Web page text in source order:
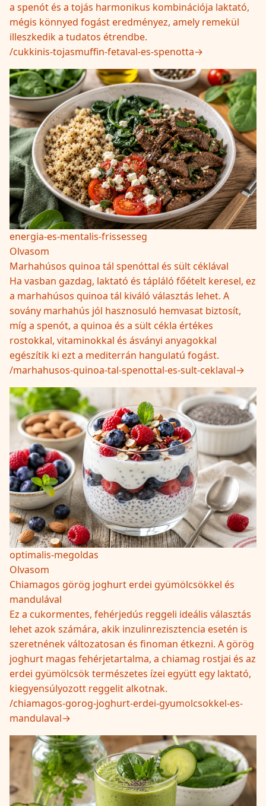
a spenót és a tojás harmonikus kombinációja laktató,
mégis könnyed fogást eredményez, amely remekül
illeszkedik a tudatos étrendbe.
/cukkinis-tojasmuffin-fetaval-es-spenotta→
energia-es-mentalis-frissesseg
Olvasom
Marhahúsos quinoa tál spenóttal és sült céklával
Ha vasban gazdag, laktató és tápláló főételt keresel, ez
a marhahúsos quinoa tál kiváló választás lehet. A
sovány marhahús jól hasznosuló hemvasat biztosít,
míg a spenót, a quinoa és a sült cékla értékes
rostokkal, vitaminokkal és ásványi anyagokkal
egészítik ki ezt a mediterrán hangulatú fogást.
/marhahusos-quinoa-tal-spenottal-es-sult-ceklaval→
optimalis-megoldas
Olvasom
Chiamagos görög joghurt erdei gyümölcsökkel és
mandulával
Ez a cukormentes, fehérjedús reggeli ideális választás
lehet azok számára, akik inzulinrezisztencia esetén is
szeretnének változatosan és finoman étkezni. A görög
joghurt magas fehérjetartalma, a chiamag rostjai és az
erdei gyümölcsök természetes ízei együtt egy laktató,
kiegyensúlyozott reggelit alkotnak.
/chiamagos-gorog-joghurt-erdei-gyumolcsokkel-es-
mandulaval→